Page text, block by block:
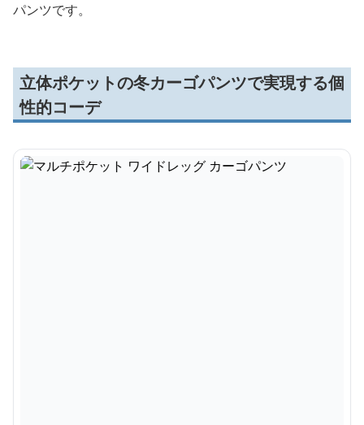
パンツです。
立体ポケットの冬カーゴパンツで実現する個
性的コーデ